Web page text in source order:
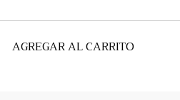
AGREGAR AL CARRITO